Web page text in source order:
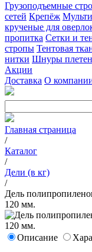
Грузоподъемные
сетей Крепёж
крученые для
пропитка Сетки и
стропы Тентовая
нитки Шнуры
Акции
Доставка О
Главная страница
/
Каталог
/
Дели (в кг)
/
Дель
120 мм.
Описание